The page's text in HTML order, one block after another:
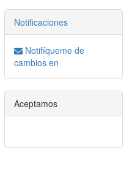
Notificaciones
Notifíqueme de
cambios en
Aceptamos